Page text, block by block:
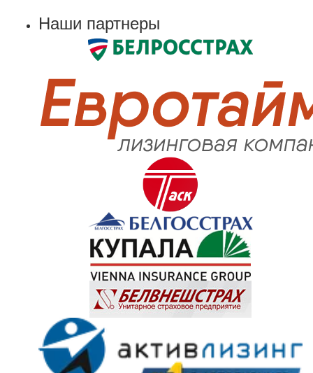
Наши партнеры